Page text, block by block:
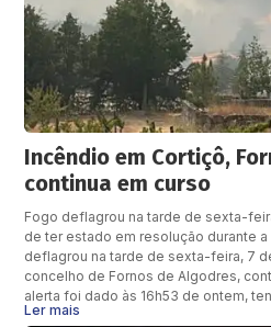
Incêndio em Cortiçô,
continua em curso
Fogo deflagrou na tarde de sexta-
de ter estado em resolução durante
deflagrou na tarde de sexta-feira, 7
concelho de Fornos de Algodres,
alerta foi dado às 16h53 de ontem,
Ler mais